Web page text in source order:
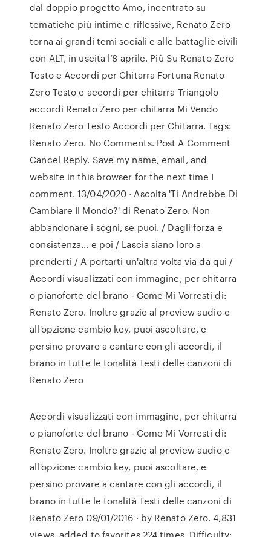
dal doppio progetto Amo, incentrato su
tematiche più intime e riflessive, Renato Zero
torna ai grandi temi sociali e alle battaglie civili
con ALT, in uscita l’8 aprile. Più Su Renato Zero
Testo e Accordi per Chitarra Fortuna Renato
Zero Testo e accordi per chitarra Triangolo
accordi Renato Zero per chitarra Mi Vendo
Renato Zero Testo Accordi per Chitarra. Tags:
Renato Zero. No Comments. Post A Comment
Cancel Reply. Save my name, email, and
website in this browser for the next time I
comment. 13/04/2020 · Ascolta 'Ti Andrebbe Di
Cambiare Il Mondo?' di Renato Zero. Non
abbandonare i sogni, se puoi. / Dagli forza e
consistenza… e poi / Lascia siano loro a
prenderti / A portarti un'altra volta via da qui /
Accordi visualizzati con immagine, per chitarra
o pianoforte del brano - Come Mi Vorresti di:
Renato Zero. Inoltre grazie al preview audio e
all'opzione cambio key, puoi ascoltare, e
persino provare a cantare con gli accordi, il
brano in tutte le tonalità Testi delle canzoni di
Renato Zero
Accordi visualizzati con immagine, per chitarra
o pianoforte del brano - Come Mi Vorresti di:
Renato Zero. Inoltre grazie al preview audio e
all'opzione cambio key, puoi ascoltare, e
persino provare a cantare con gli accordi, il
brano in tutte le tonalità Testi delle canzoni di
Renato Zero 09/01/2016 · by Renato Zero. 4,831
views, added to favorites 224 times. Difficulty: